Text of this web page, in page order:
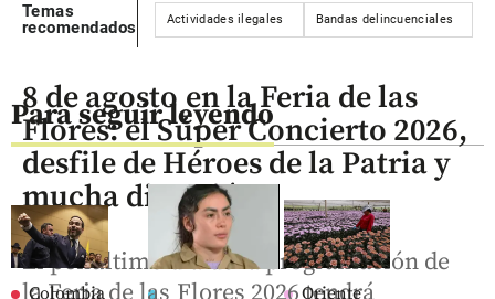
Temas
recomendados
Actividades ilegales Bandas delincuenciales
Para seguir leyendo
Colombia
Oriente
8 de agosto en la Feria de las
Flores: el Súper Concierto 2026,
desfile de Héroes de la Patria y
mucha diversión
El penúltimo día de la programación de